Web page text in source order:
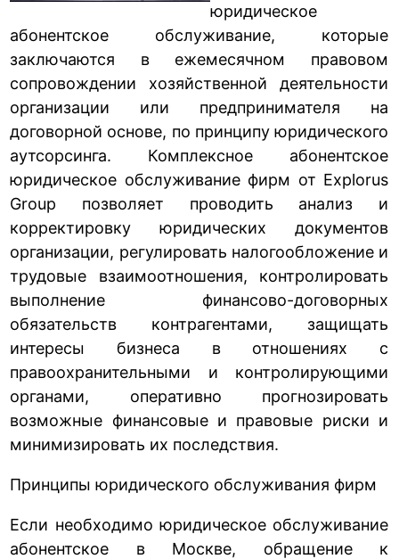
юридическое
абонентское обслуживание, которые
заключаются в ежемесячном правовом
сопровождении хозяйственной деятельности
организации или предпринимателя на
договорной основе, по принципу юридического
аутсорсинга. Комплексное абонентское
юридическое обслуживание фирм от Explorus
Group позволяет проводить анализ и
корректировку юридических документов
организации, регулировать налогообложение и
трудовые взаимоотношения, контролировать
выполнение финансово-договорных
обязательств контрагентами, защищать
интересы бизнеса в отношениях с
правоохранительными и контролирующими
органами, оперативно прогнозировать
возможные финансовые и правовые риски и
минимизировать их последствия.
Принципы юридического обслуживания фирм
Если необходимо юридическое обслуживание
абонентское в Москве, обращение к